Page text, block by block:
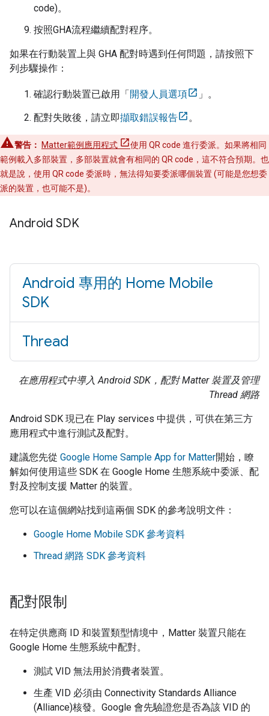
code)。
按照GHA流程繼續配對程序。
如果在行動裝置上與 GHA 配對時遇到任何問題，請按照下
列步驟操作：
確認行動裝置已啟用「開發人員選項 」。
配對失敗後，請立即擷取錯誤報告 。
警告： Matter範例應用程式
使用 QR code 進行委派。如果將相同
範例載入多部裝置，多部裝置就會有相同的 QR code，這不符合預期。也
就是說，使用 QR code 委派時，無法得知要委派哪個裝置 (可能是您想委
派的裝置，也可能不是)。
Android SDK
Android 專用的 Home Mobile
SDK
Thread
在應用程式中導入 Android SDK，配對 Matter 裝置及管理
Thread 網路
Android SDK 現已在 Play services 中提供，可供在第三方
應用程式中進行測試及配對。
建議您先從 Google Home Sample App for Matter開始，瞭
解如何使用這些 SDK 在 Google Home 生態系統中委派、配
對及控制支援 Matter 的裝置。
您可以在這個網站找到這兩個 SDK 的參考說明文件：
Google Home Mobile SDK 參考資料
Thread 網路 SDK 參考資料
配對限制
在特定供應商 ID 和裝置類型情境中， Matter 裝置只能在
Google Home 生態系統中配對。
測試 VID 無法用於消費者裝置。
生產 VID 必須由 Connectivity Standards Alliance
(Alliance)核發。Google 會先驗證您是否為該 VID 的